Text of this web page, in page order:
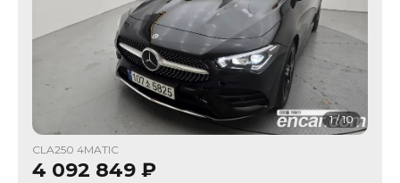
1/10
CLA250 4MATIC
4 092 849 ₽